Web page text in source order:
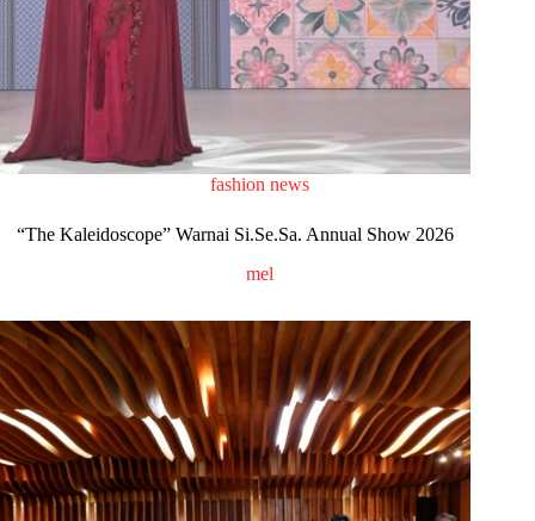
fashion news
“The Kaleidoscope” Warnai Si.Se.Sa. Annual Show 2026
mel